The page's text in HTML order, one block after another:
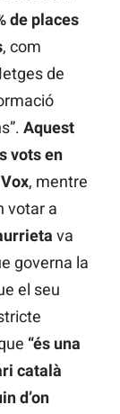
de places
, com
de
Aquest
vots en
, mentre
votar a
va
governa la
el seu
“és una
català
d’on